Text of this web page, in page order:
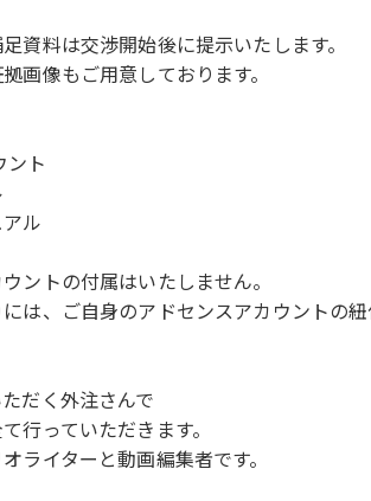
資料は交渉開始後に提示いたします。
画像もご用意しております。
ント
ル
ントの付属はいたしません。
は、ご自身のアドセンスアカウントの紐
だく外注さんで
行っていただきます。
ライターと動画編集者です。